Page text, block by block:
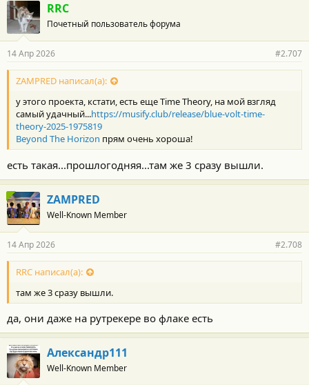
RRC
Почетный пользователь форума
14 Апр 2026 #2.707
ZAMPRED написал(а):
у этого проекта, кстати, есть еще Time Theory, на мой взгляд
самый удачный...https://musify.club/release/blue-volt-time-
theory-2025-1975819
Beyond The Horizon прям очень хороша!
есть такая...прошлогодняя...там же 3 сразу вышли.
ZAMPRED
Well-Known Member
14 Апр 2026 #2.708
RRC написал(а):
там же 3 сразу вышли.
да, они даже на рутрекере во флаке есть
Александр111
Well-Known Member